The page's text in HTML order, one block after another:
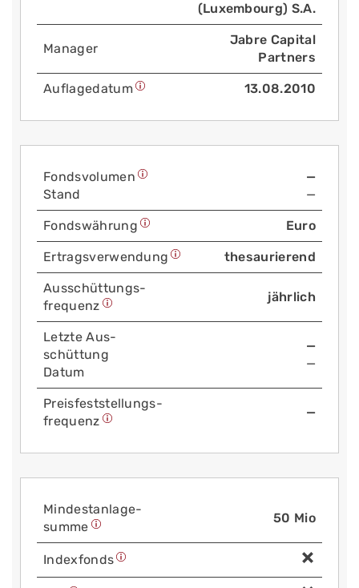
(Luxembourg) S.A.
Manager
Jabre Capital
Partners
Auflage­datum 13.08.2010
Fonds­volumen
Stand
—
—
Fonds­währung Euro
Ertrags­verwendung thesaurierend
Aus­schüttungs­
frequenz
jährlich
Letzte Aus­
schüttung
Datum
—
—
Preis­fest­stellungs­
frequenz
—
Mindest­anlage­
summe
50 Mio
Index­fonds